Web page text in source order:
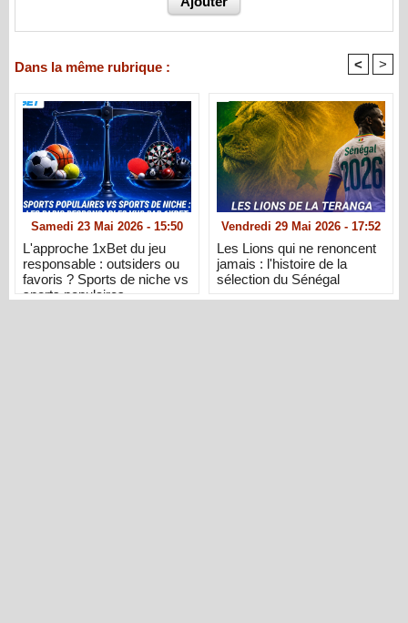
Dans la même rubrique : < >
Samedi 23 Mai 2026 - 15:50
L'approche 1xBet du jeu
responsable : outsiders ou
favoris ? Sports de niche vs
sports populaires
Vendredi 29 Mai 2026 - 17:52
Les Lions qui ne renoncent
jamais : l'histoire de la
sélection du Sénégal